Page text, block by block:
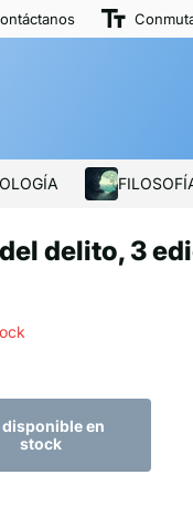
delito, 3
disponible en
stock